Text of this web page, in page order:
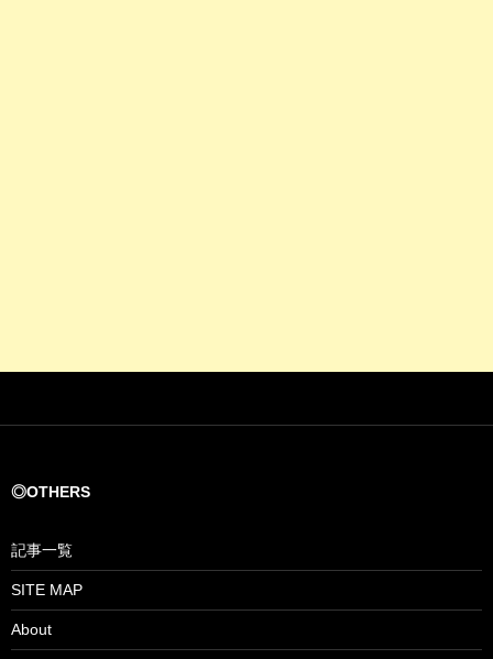
◎OTHERS
記事一覧
SITE MAP
About